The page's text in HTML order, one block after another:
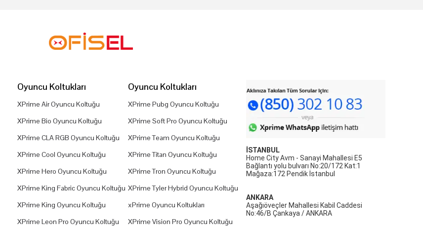
Oyuncu Koltukları
XPrime Air Oyuncu Koltuğu
XPrime Bio Oyuncu Koltuğu
XPrime CLA RGB Oyuncu Koltuğu
XPrime Cool Oyuncu Koltuğu
XPrime Hero Oyuncu Koltuğu
XPrime King Fabric Oyuncu Koltuğu
XPrime King Oyuncu Koltuğu
XPrime Leon Pro Oyuncu Koltuğu
Oyuncu Koltukları
XPrime Pubg Oyuncu Koltuğu
XPrime Soft Pro Oyuncu Koltuğu
XPrime Team Oyuncu Koltuğu
XPrime Titan Oyuncu Koltuğu
XPrime Tron Oyuncu Koltuğu
XPrime Tyler Hybrid Oyuncu Koltuğu
xPrime Oyuncu Koltukları
XPrime Vision Pro Oyuncu Koltuğu
İSTANBUL
Home City Avm - Sanayi Mahallesi E5
Bağlantı yolu bulvarı No:20/172 Kat:1
Mağaza:172 Pendik İstanbul
ANKARA
Aşağıöveçler Mahallesi Kabil Caddesi
No:46/B Çankaya / ANKARA